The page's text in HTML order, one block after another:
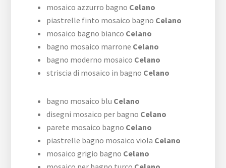
mosaico azzurro bagno Celano
piastrelle finto mosaico bagno Celano
mosaico bagno bianco Celano
bagno mosaico marrone Celano
bagno moderno mosaico Celano
striscia di mosaico in bagno Celano
bagno mosaico blu Celano
disegni mosaico per bagno Celano
parete mosaico bagno Celano
piastrelle bagno mosaico viola Celano
mosaico grigio bagno Celano